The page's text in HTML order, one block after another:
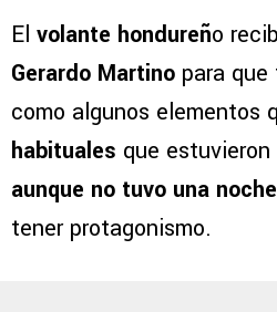
El volante hondureño
Gerardo Martino para
como algunos elementos
habituales que
aunque no tuvo una
tener protagonismo.